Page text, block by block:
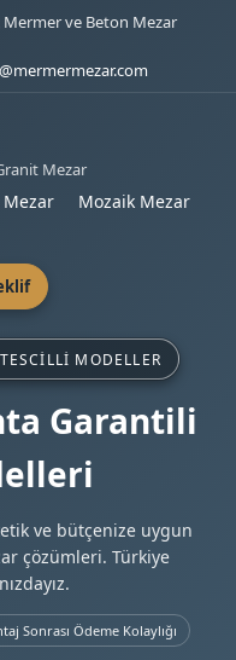
Mermer ve Beton Mezar
Mezar
Mezar
Mozaik Mezar
MODELLER
Garantili
ve bütçenize uygun
çözümleri. Türkiye
Sonrası Ödeme Kolaylığı